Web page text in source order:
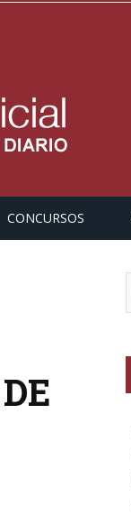
CONCURSOS